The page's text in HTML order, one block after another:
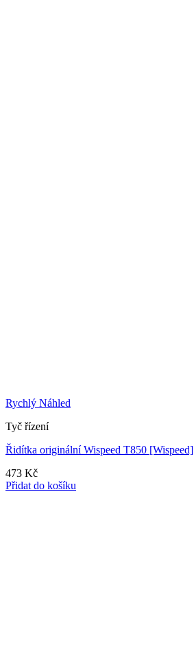
Rychlý Náhled
Tyč řízení
Řidítka originální Wispeed T850 [Wispeed]
473 Kč
Přidat do košíku